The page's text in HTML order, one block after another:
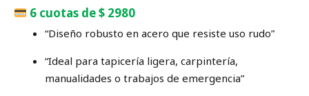
6 cuotas de $ 2980
“Diseño robusto en acero que resiste uso rudo”
“Ideal para tapicería ligera, carpintería,
manualidades o trabajos de emergencia”